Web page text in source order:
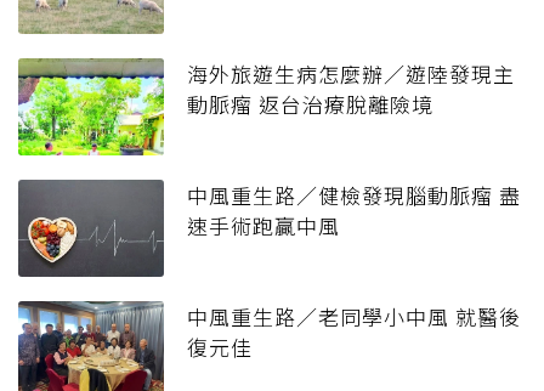
海外旅遊生病怎麼辦／遊陸發現主
動脈瘤 返台治療脫離險境
中風重生路／健檢發現腦動脈瘤 盡
速手術跑贏中風
中風重生路／老同學小中風 就醫後
復元佳